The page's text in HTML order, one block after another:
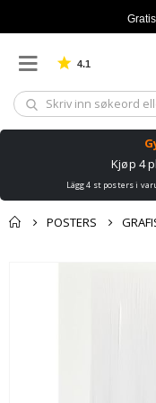
4.1
Kjøp 4
Lägg 4 st posters i
POSTERS